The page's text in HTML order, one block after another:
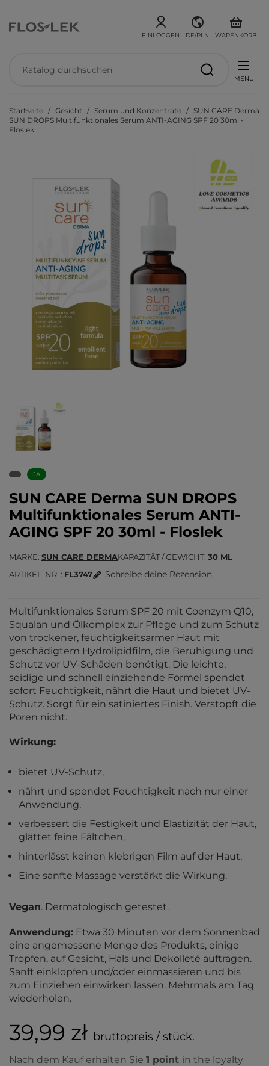
EINLOGGEN DE/PLN WARENKORB
MENU
Startseite Gesicht Serum und Konzentrate
SUN CARE Derma
SUN DROPS Multifunktionales Serum ANTI-AGING SPF 20 30ml -
Floslek
JA
SUN CARE Derma SUN DROPS
Multifunktionales Serum ANTI-
AGING SPF 20 30ml - Floslek
MARKE SUN CARE DERMAKAPAZITÄT / GEWICHT 30 ML
ARTIKEL-NR.
FL3747 Schreibe deine Rezension
Multifunktionales Serum SPF 20 mit Coenzym Q10,
Squalan und Ölkomplex zur Pflege und zum Schutz
von trockener, feuchtigkeitsarmer Haut mit
geschädigtem Hydrolipidfilm, die Beruhigung und
Schutz vor UV-Schäden benötigt. Die leichte,
seidige und schnell einziehende Formel spendet
sofort Feuchtigkeit, nährt die Haut und bietet UV-
Schutz. Sorgt für ein satiniertes Finish. Verstopft die
Poren nicht.
Wirkung:
bietet UV-Schutz,
nährt und spendet Feuchtigkeit nach nur einer
Anwendung,
verbessert die Festigkeit und Elastizität der Haut,
glättet feine Fältchen,
hinterlässt keinen klebrigen Film auf der Haut,
Eine sanfte Massage verstärkt die Wirkung,
Vegan. Dermatologisch getestet.
Anwendung: Etwa 30 Minuten vor dem Sonnenbad
eine angemessene Menge des Produkts, einige
Tropfen, auf Gesicht, Hals und Dekolleté auftragen.
Sanft einklopfen und/oder einmassieren und bis
zum Einziehen einwirken lassen. Mehrmals am Tag
wiederholen.
39,99 zł bruttopreis / stück.
Nach dem Kauf erhalten Sie 1 point in the loyalty